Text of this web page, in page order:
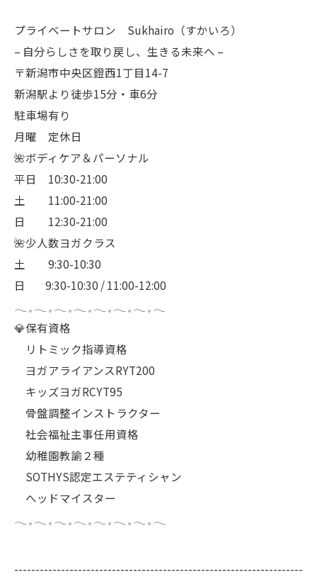
プライベートサロン Sukhairo（すかいろ）
– 自分らしさを取り戻し、生きる未来へ –
〒新潟市中央区鐙西1丁目14-7
新潟駅より徒歩15分・車6分
駐車場有り
月曜 定休日
🌺ボディケア＆パーソナル
平日 10:30-21:00
土 11:00-21:00
日 12:30-21:00
🌺少人数ヨガクラス
土 9:30-10:30
日 9:30-10:30 / 11:00-12:00
𓂃 𓈒 𓂃 𓈒 𓂃 𓈒 𓂃 𓈒 𓂃 𓈒 𓂃 𓈒 𓂃 𓈒 𓂃
💎保有資格
リトミック指導資格
ヨガアライアンスRYT200
キッズヨガRCYT95
骨盤調整インストラクター
社会福祉主事任用資格
幼稚園教諭２種
SOTHYS認定エステティシャン
へッドマイスター
𓂃 𓈒 𓂃 𓈒 𓂃 𓈒 𓂃 𓈒 𓂃 𓈒 𓂃 𓈒 𓂃 𓈒 𓂃
--------------------------------------------------------------------